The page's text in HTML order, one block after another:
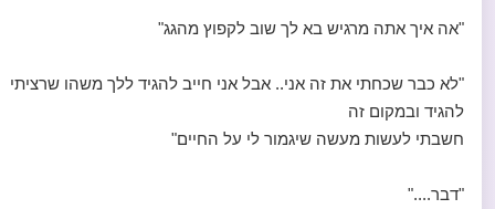
"אה איך אתה מרגיש בא לך שוב לקפוץ מהגג"
"לא כבר שכחתי את זה אני.. אבל אני חייב להגיד ללך משהו שרציתי
להגיד ובמקום זה
חשבתי לעשות מעשה שיגמור לי על החיים"
"דבר...."